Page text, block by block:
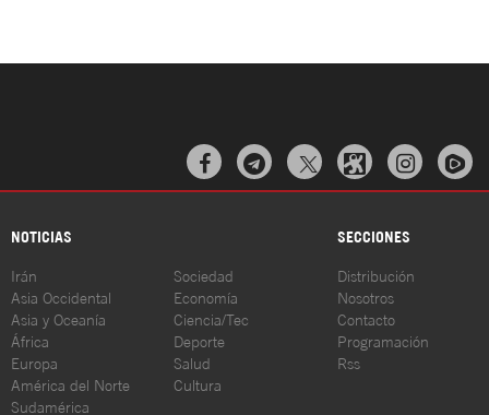
  
NOTICIAS SECCIONES
Irán
Asia Occidental
Asia y Oceanía
África
Europa
América del Norte
Sudamérica
Sociedad
Economía
Ciencia/Tec
Deporte
Salud
Cultura
Distribución
Nosotros
Contacto
Programación
Rss